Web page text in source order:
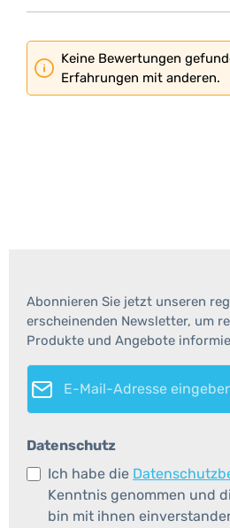
Keine Bewertungen
Erfahrungen mit anderen.
Abonnieren Sie jetzt unseren
erscheinenden Newsletter, um
Produkte und Angebote
E-Mail-Adresse*
Datenschutz
Ich habe die
Kenntnis genommen und
bin mit ihnen